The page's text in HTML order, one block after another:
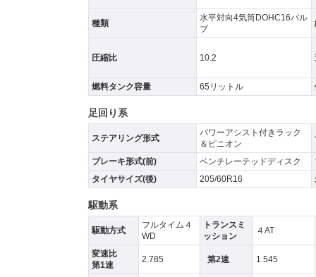
種類
水平対向4気筒DOHC16バル
ブ
圧縮比 10.2
燃料タンク容量 65リットル
足回り系
ステアリング形式
パワーアシスト付きラック
＆ピニオン
ブレーキ形式(前) ベンチレーテッドディスク
タイヤサイズ(後)
205/60R16
駆動系
駆動方式
フルタイム４
WD
トランスミ
ッション
４AT
変速比
第1速
2.785 第2速 1.545